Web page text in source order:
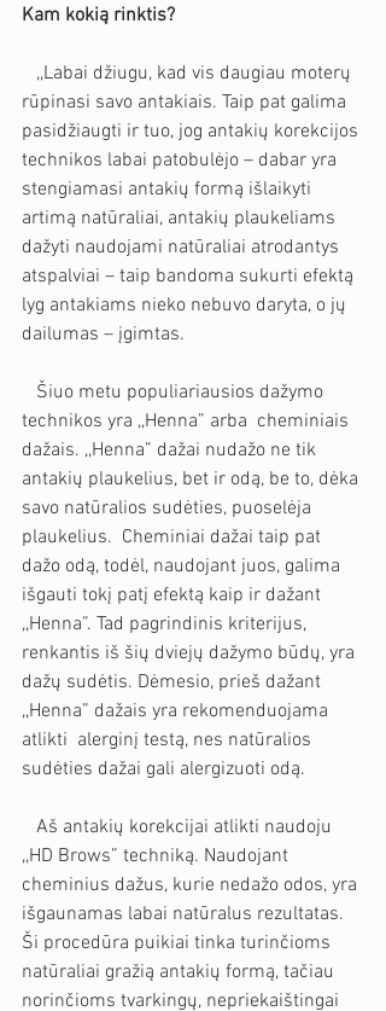
Kam kokią rinktis?
rūpinasi savo antakiais. Taip pat galima
pasidžiaugti ir tuo, jog antakių korekcijos
technikos labai patobulėjo – dabar yra
stengiamasi antakių formą išlaikyti
artimą natūraliai, antakių plaukeliams
dažyti naudojami natūraliai atrodantys
atspalviai – taip bandoma sukurti efektą
lyg antakiams nieko nebuvo daryta, o jų
dailumas – įgimtas.
technikos yra ,,Henna” arba  cheminiais
dažais. ,,Henna” dažai nudažo ne tik
antakių plaukelius, bet ir odą, be to, dėka
savo natūralios sudėties, puoselėja
plaukelius.  Cheminiai dažai taip pat
dažo odą, todėl, naudojant juos, galima
išgauti tokį patį efektą kaip ir dažant
,,Henna”. Tad pagrindinis kriterijus,
renkantis iš šių dviejų dažymo būdų, yra
dažų sudėtis. Dėmesio, prieš dažant
,,Henna” dažais yra rekomenduojama
atlikti  alerginį testą, nes natūralios
sudėties dažai gali alergizuoti odą.
,,HD Brows” techniką. Naudojant
cheminius dažus, kurie nedažo odos, yra
išgaunamas labai natūralus rezultatas.
Ši procedūra puikiai tinka turinčioms
natūraliai gražią antakių formą, tačiau
norinčioms tvarkingų, nepriekaištingai